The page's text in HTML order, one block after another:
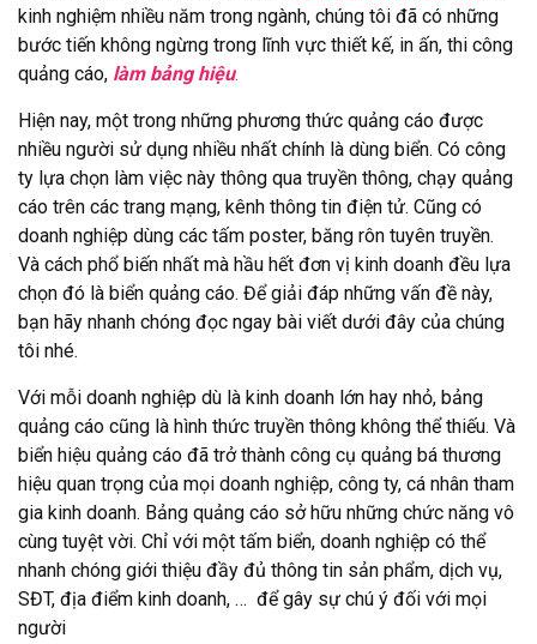
kinh nghiệm nhiều năm trong ngành, chúng tôi đã có những
bước tiến không ngừng trong lĩnh vực thiết kế, in ấn, thi công
quảng cáo, làm bảng hiệu.
Hiện nay, một trong những phương thức quảng cáo được
nhiều người sử dụng nhiều nhất chính là dùng biển. Có công
ty lựa chọn làm việc này thông qua truyền thông, chạy quảng
cáo trên các trang mạng, kênh thông tin điện tử. Cũng có
doanh nghiệp dùng các tấm poster, băng rôn tuyên truyền.
Và cách phổ biến nhất mà hầu hết đơn vị kinh doanh đều lựa
chọn đó là biển quảng cáo. Để giải đáp những vấn đề này,
bạn hãy nhanh chóng đọc ngay bài viết dưới đây của chúng
tôi nhé.
Với mỗi doanh nghiệp dù là kinh doanh lớn hay nhỏ, bảng
quảng cáo cũng là hình thức truyền thông không thể thiếu. Và
biển hiệu quảng cáo đã trở thành công cụ quảng bá thương
hiệu quan trọng của mọi doanh nghiệp, công ty, cá nhân tham
gia kinh doanh. Bảng quảng cáo sở hữu những chức năng vô
cùng tuyệt vời. Chỉ với một tấm biển, doanh nghiệp có thể
nhanh chóng giới thiệu đầy đủ thông tin sản phẩm, dịch vụ,
SĐT, địa điểm kinh doanh, … để gây sự chú ý đối với mọi
người